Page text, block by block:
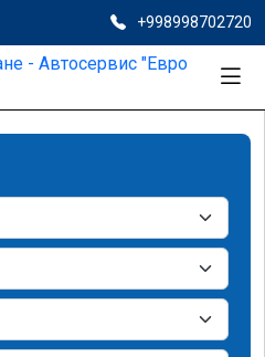
+998998702720